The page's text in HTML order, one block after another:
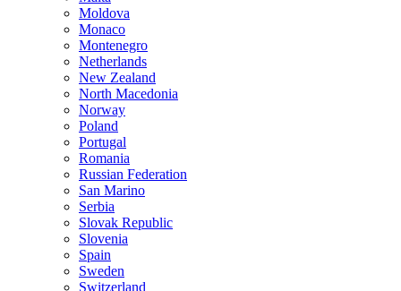
Moldova
Monaco
Montenegro
Netherlands
New Zealand
North Macedonia
Norway
Poland
Portugal
Romania
Russian Federation
San Marino
Serbia
Slovak Republic
Slovenia
Spain
Sweden
Switzerland